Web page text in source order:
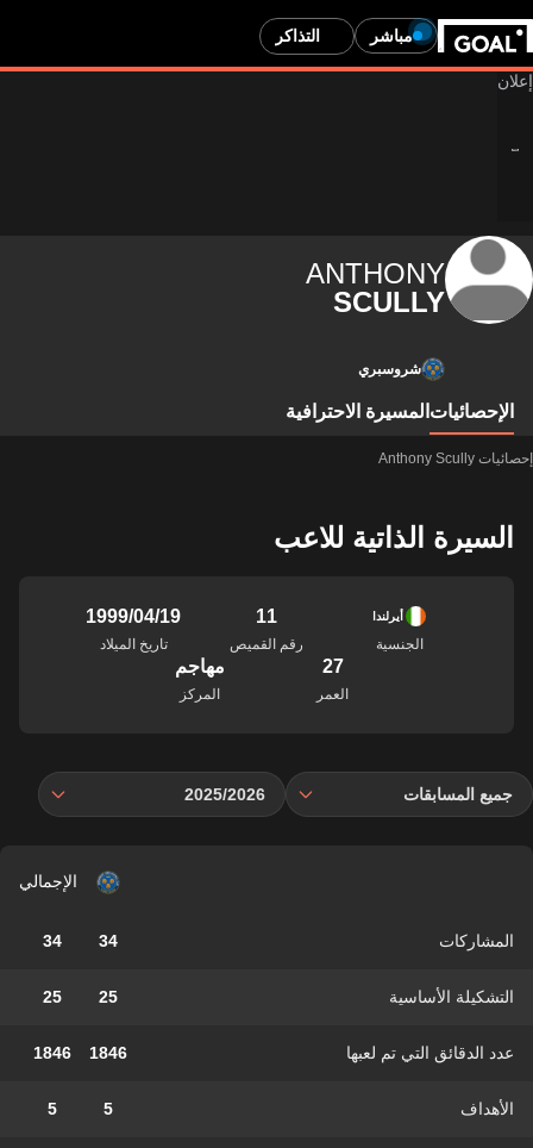
مباشر التذاكر
ANTHONY
SCULLY
شروسبري
الإحصائيات المسيرة الاحترافية
إحصائيات Anthony Scully
السيرة الذاتية للاعب
أيرلندا
الجنسية
11
رقم القميص
19‏/04‏/1999
تاريخ الميلاد
27
العمر
مهاجم
المركز
جميع المسابقات 2025/2026
الإجمالي
المشاركات 34
34
التشكيلة الأساسية 25
25
عدد الدقائق التي تم لعبها 1846
1846
الأهداف 5
5